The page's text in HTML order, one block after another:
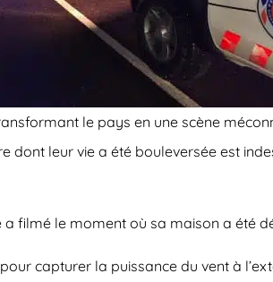
le pays en une scène
dont leur vie a été bouleversée est
filmé le moment où sa maison a été
capturer la puissance du vent à